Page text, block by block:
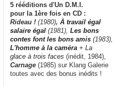
5 rééditions d'Un D.M.I.
pour la 1ère fois en CD :
Rideau ! (1980), À travail égal
salaire égal (1981), Les bons
contes font les bons amis (1983),
L'homme à la caméra + La
glace à trois faces (inédit, 1984),
Carnage (1985) sur Klang Galerie
toutes avec des bonus inédits !